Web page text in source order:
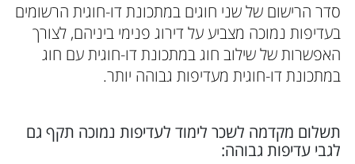
סדר הרישום של שני חוגים במתכונת דו-חוגית הרשומים
בעדיפות נמוכה מצביע על דירוג פנימי ביניהם, לצורך
האפשרות של שילוב חוג במתכונת דו-חוגית עם חוג
במתכונת דו-חוגית מעדיפות גבוהה יותר.
תשלום מקדמה לשכר לימוד לעדיפות נמוכה תקף גם
לגבי עדיפות גבוהה: